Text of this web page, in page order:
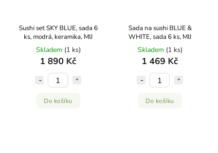
Sushi set SKY BLUE, sada 6
ks, modrá, keramika, MIJ
Skladem (1 ks)
1 890 Kč
Do košíku
Sada na sushi BLUE &
WHITE, sada 6 ks, MIJ
Skladem (1 ks)
1 469 Kč
Do košíku